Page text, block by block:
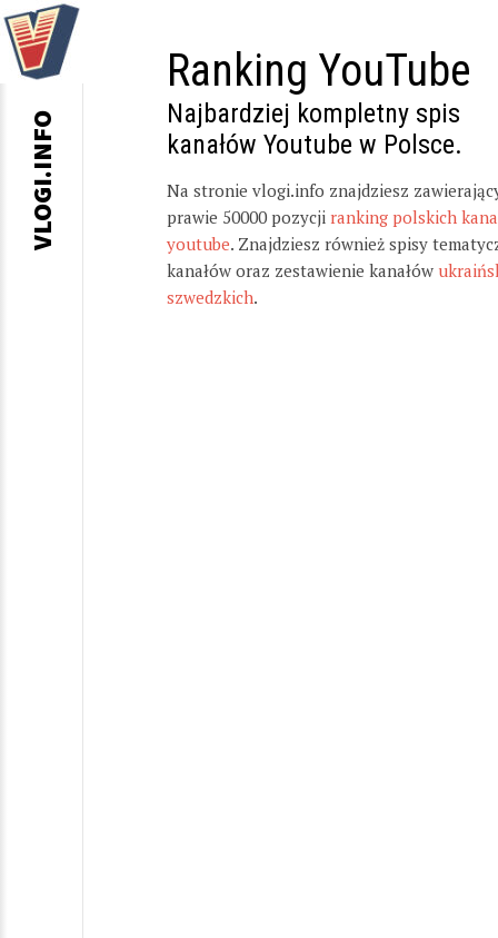
Ranking YouTube
Najbardziej kompletny spis
kanałów Youtube w Polsce.
Na stronie vlogi.info znajdziesz
prawie 50000 pozycji ranking polskich
youtube. Znajdziesz również spisy
kanałów oraz zestawienie kanałów
szwedzkich.
VLOGI.INFO